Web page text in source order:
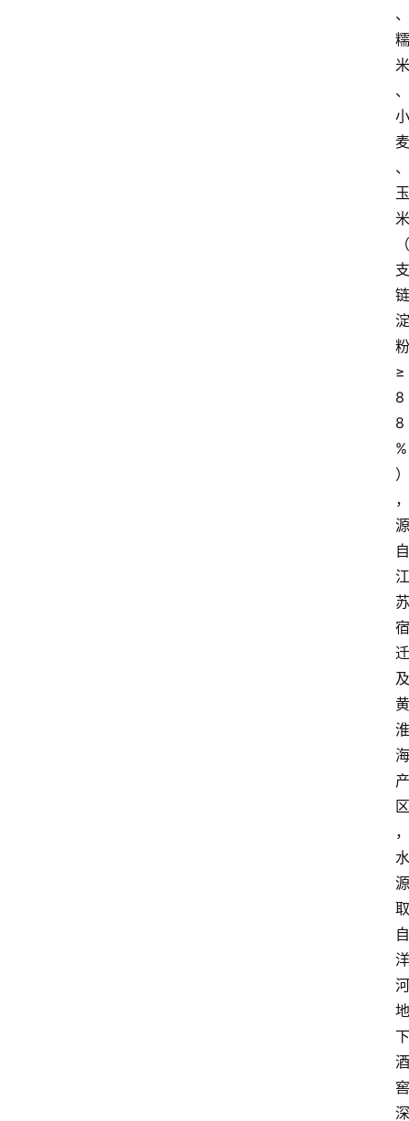
、
糯
米
、
小
麦
、
玉
米
（
支
链
淀
粉
≥
8
8
%
）
，
源
自
江
苏
宿
迁
及
黄
淮
海
产
区
，
水
源
取
自
洋
河
地
下
酒
窖
深